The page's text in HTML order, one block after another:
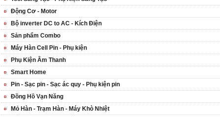
Động Cơ - Motor
Bộ inverter DC to AC - Kích Điện
Sản phẩm Combo
Máy Hàn Cell Pin - Phụ kiện
Phụ Kiện Âm Thanh
Smart Home
Pin - Sạc pin - Sạc ác quy - Phụ kiện pin
Đồng Hồ Vạn Năng
Mỏ Hàn - Trạm Hàn - Máy Khò Nhiệt